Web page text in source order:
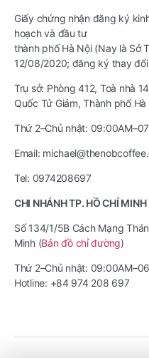
Giấy chứng nhận đăng ký
hoạch và đầu tư
thành phố Hà Nội (Nay là Sở
12/08/2020; đăng ký thay
Trụ sở: Phòng 412, Toà nhà
Quốc Tử Giám, Thành phố
Thứ 2–Chủ nhật:
Email:
Tel: 0974208697
CHI NHÁNH TP. HỒ CHÍ MINH
Số 134/1/5B Cách Mạng
Minh (Bản đồ chỉ đường)
Thứ 2–Chủ nhật:
Hotline: +84 974 208 697